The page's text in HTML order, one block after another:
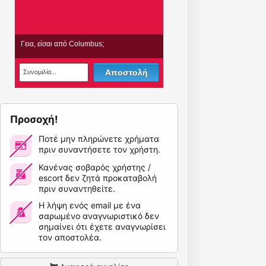
Προσοχή!
Ποτέ μην πληρώνετε χρήματα
πριν συναντήσετε τον χρήστη.
Κανένας σοβαρός χρήστης /
escort δεν ζητά προκαταβολή
πριν συναντηθείτε.
Η λήψη ενός email με ένα
σαρωμένο αναγνωριστικό δεν
σημαίνει ότι έχετε αναγνωρίσει
τον αποστολέα.